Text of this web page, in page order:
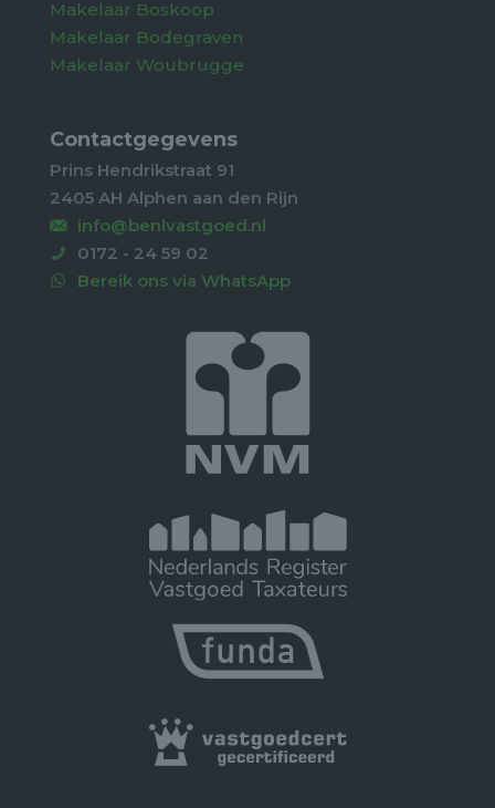
Makelaar Boskoop
Makelaar Bodegraven
Makelaar Woubrugge
Contactgegevens
Prins Hendrikstraat 91
2405 AH Alphen aan den Rijn
info@benlvastgoed.nl
0172 - 24 59 02
Bereik ons via WhatsApp